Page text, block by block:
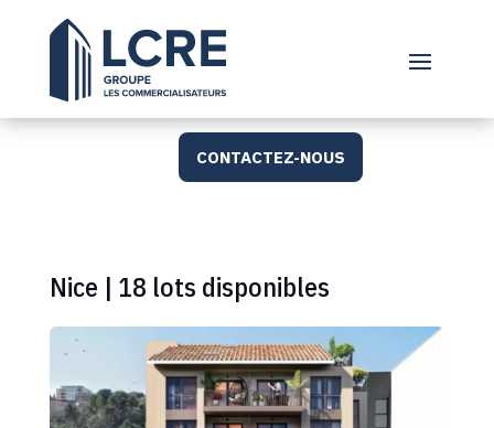
CONTACTEZ-NOUS
Nice | 18 lots disponibles